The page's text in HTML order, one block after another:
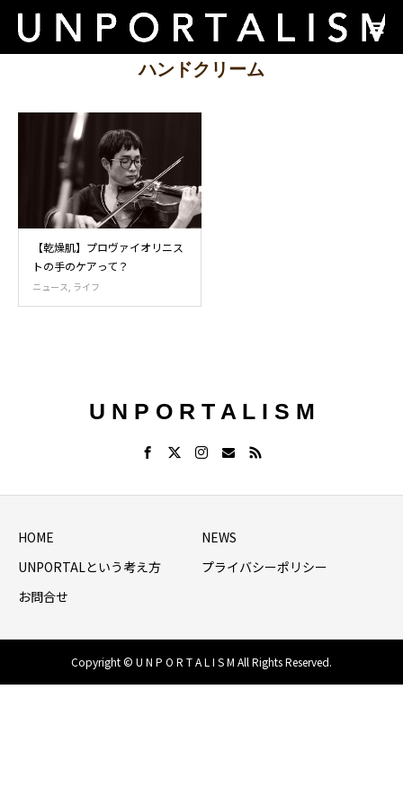
ハンドクリーム
【乾燥肌】プロヴァイオリニス
トの手のケアって？
ニュース, ライフ
U N P O R T A L I S M
HOME
NEWS
UNPORTALという考え方
プライバシーポリシー
お問合せ
Copyright © U N P O R T A L I S M All Rights Reserved.